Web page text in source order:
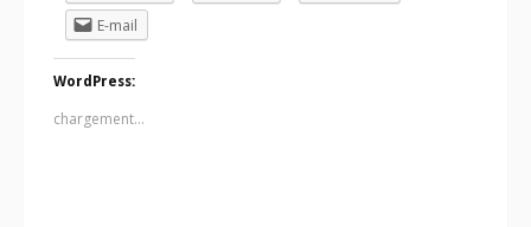
E-mail
WordPress:
chargement…